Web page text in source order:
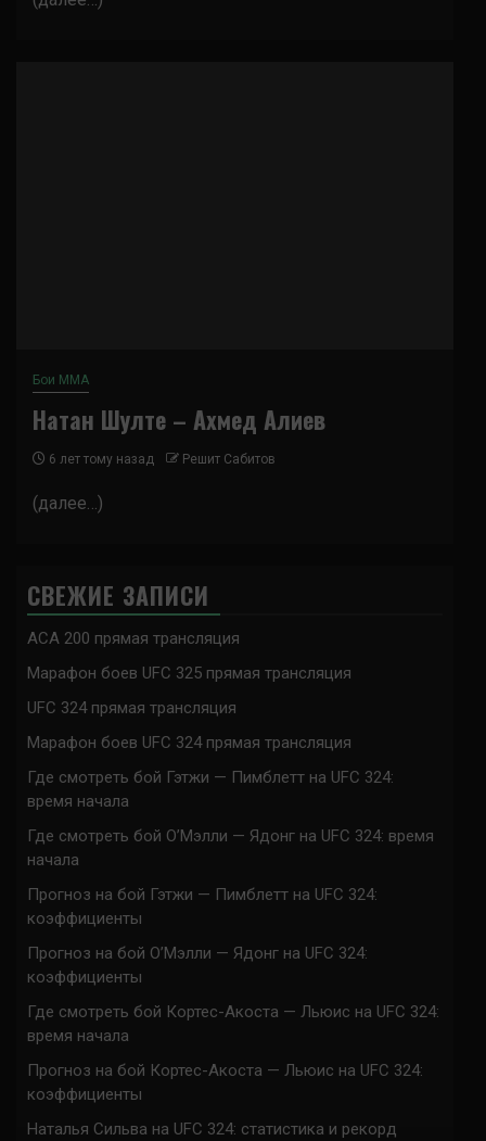
Бои ММА
Натан Шулте – Ахмед Алиев
6 лет тому назад Решит Сабитов
(далее…)
СВЕЖИЕ ЗАПИСИ
ACA 200 прямая трансляция
Марафон боев UFC 325 прямая трансляция
UFC 324 прямая трансляция
Марафон боев UFC 324 прямая трансляция
Где смотреть бой Гэтжи — Пимблетт на UFC 324:
время начала
Где смотреть бой О’Мэлли — Ядонг на UFC 324: время
начала
Прогноз на бой Гэтжи — Пимблетт на UFC 324:
коэффициенты
Прогноз на бой О’Мэлли — Ядонг на UFC 324:
коэффициенты
Где смотреть бой Кортес-Акоста — Льюис на UFC 324:
время начала
Прогноз на бой Кортес-Акоста — Льюис на UFC 324:
коэффициенты
Наталья Сильва на UFC 324: статистика и рекорд